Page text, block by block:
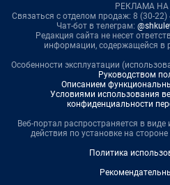
РЕКЛАМА НА
Связаться с отделом продаж: 8 (30-22)
Чат-бот в телеграм:
Редакция сайта не несет
информации, содержащейся в
Особенности эксплуатации
Руководством
Описанием
Условиями использования
конфиденциальности
Веб-портал распространяется в
действия по установке на
Политика